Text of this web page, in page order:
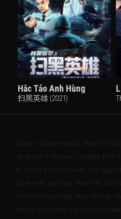
Hắc Tảo Anh Hùng
扫黑英雄 (2021)
Shylock's Children VietSub, Shylock's
HD, Shylock's Children, Vượt Ngục:
đề, Shylock's Children trailer, Vuot Nguc:
thuyet minh, Vuot Nguc: Phan 1 HD, Vuot
full/tron bo, Vuot Nguc: Phan 1 phu de,
VietSub, Thuyết minh, full HD, Prison